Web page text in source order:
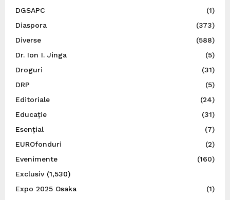
DGSAPC
(1)
Diaspora
(373)
Diverse
(588)
Dr. Ion I. Jinga
(5)
Droguri
(31)
DRP
(5)
Editoriale
(24)
Educație
(31)
Esențial
(7)
EUROfonduri
(2)
Evenimente
(160)
Exclusiv(1,530)
Expo 2025 Osaka
(1)